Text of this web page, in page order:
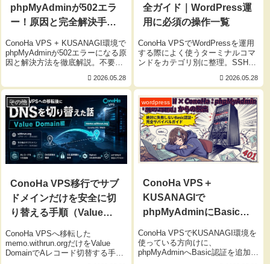
phpMyAdminが502エラ
ー！原因と完全解決手順
応】
ConoHa VPS + KUSANAGI環境で
phpMyAdminが502エラーになる原
因と解決方法を徹底解説。不要な
消失、Basic認証未設定など複数
の問題をまとめて完全復旧する手
順を紹介します。
2026.05.28
全ガイド｜WordPress運
用に必須の操作一覧
ConoHa VPSでWordPressを運用
する際によく使うターミナルコマ
ンドをカテゴリ別に整理。SSH接
MariaDB管理、Kusanagi専用コマ
ンドまで初心者にもわかりやすく
解説。
2026.05.28
その他
ConoHa VPS移行でサブ
ドメインだけを安全に切
り替える手順（Value
ConoHa VPSへ移転した
memo.withrun.orgだけをValue
DomainでAレコード切替する手順
wordpress
ConoHa VPS＋
KUSANAGIで
phpMyAdminにBasic認
者向け】
ConoHa VPSでKUSANAGI環境を
使っている方向けに、
phpMyAdminへBasic認証を追加し